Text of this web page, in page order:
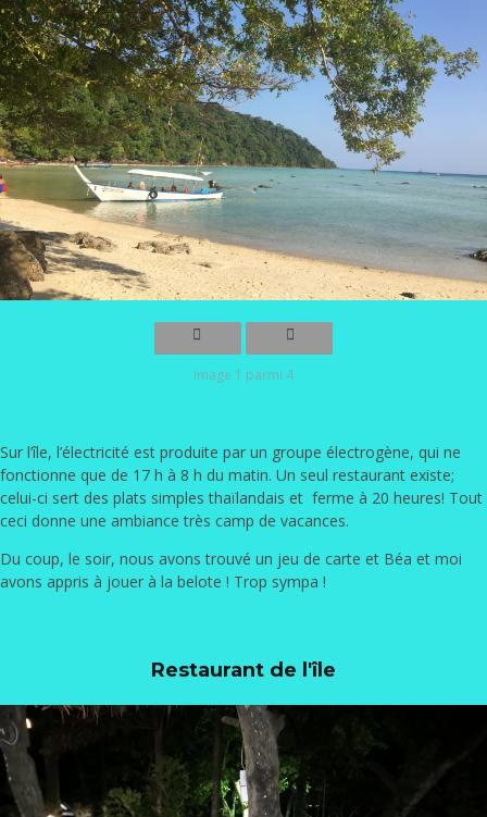
Image 1 parmi 4
Sur l’île, l’électricité est produite par un groupe électrogène, qui ne
fonctionne que de 17 h à 8 h du matin. Un seul restaurant existe;
celui-ci sert des plats simples thaïlandais et ferme à 20 heures! Tout
ceci donne une ambiance très camp de vacances.
Du coup, le soir, nous avons trouvé un jeu de carte et Béa et moi
avons appris à jouer à la belote ! Trop sympa !
Restaurant de l'île